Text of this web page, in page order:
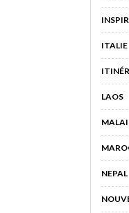
ITALIE
LAOS
NEPAL